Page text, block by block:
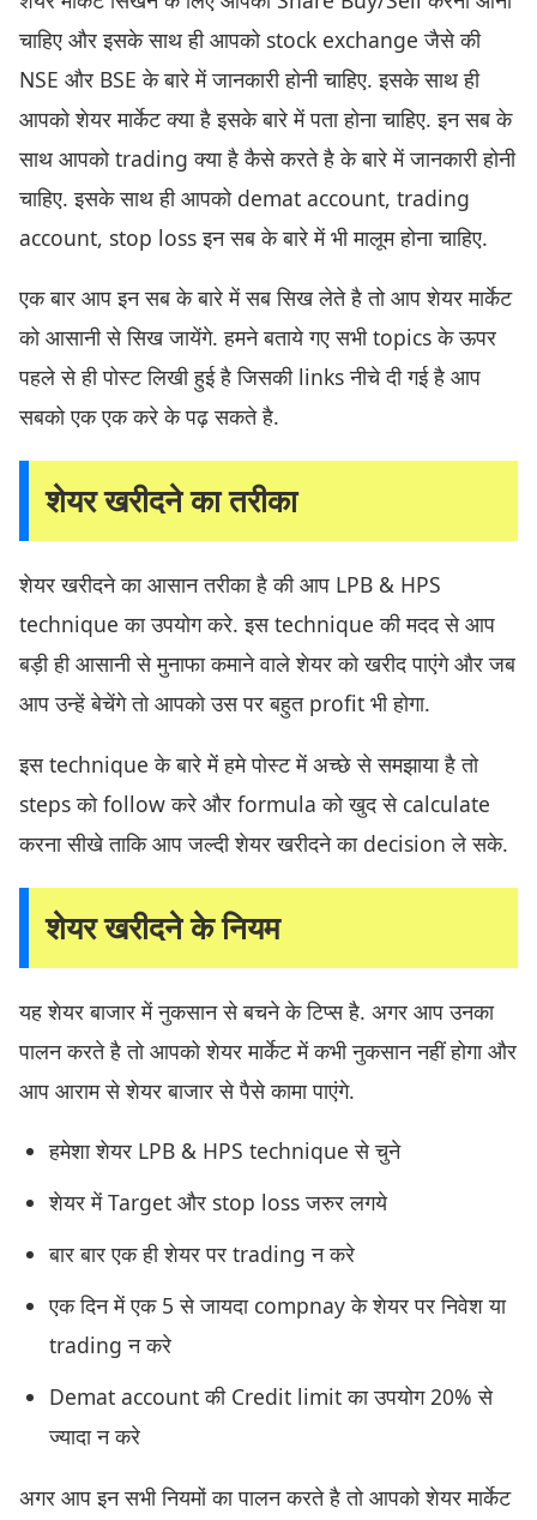
चाहिए और इसके साथ ही आपको stock exchange जैसे की
NSE और BSE के बारे में जानकारी होनी चाहिए. इसके साथ ही
आपको शेयर मार्केट क्या है इसके बारे में पता होना चाहिए. इन सब के
साथ आपको trading क्या है कैसे करते है के बारे में जानकारी होनी
चाहिए. इसके साथ ही आपको demat account, trading
account, stop loss इन सब के बारे में भी मालूम होना चाहिए.
एक बार आप इन सब के बारे में सब सिख लेते है तो आप शेयर मार्केट
को आसानी से सिख जायेंगे. हमने बताये गए सभी topics के ऊपर
पहले से ही पोस्ट लिखी हुई है जिसकी links नीचे दी गई है आप
सबको एक एक करे के पढ़ सकते है.
शेयर खरीदने का तरीका
शेयर खरीदने का आसान तरीका है की आप LPB & HPS
technique का उपयोग करे. इस technique की मदद से आप
बड़ी ही आसानी से मुनाफा कमाने वाले शेयर को खरीद पाएंगे और जब
आप उन्हें बेचेंगे तो आपको उस पर बहुत profit भी होगा.
इस technique के बारे में हमे पोस्ट में अच्छे से समझाया है तो
steps को follow करे और formula को खुद से calculate
करना सीखे ताकि आप जल्दी शेयर खरीदने का decision ले सके.
शेयर खरीदने के नियम
यह शेयर बाजार में नुकसान से बचने के टिप्स है. अगर आप उनका
पालन करते है तो आपको शेयर मार्केट में कभी नुकसान नहीं होगा और
आप आराम से शेयर बाजार से पैसे कामा पाएंगे.
हमेशा शेयर LPB & HPS technique से चुने
शेयर में Target और stop loss जरुर लगये
बार बार एक ही शेयर पर trading न करे
एक दिन में एक 5 से जायदा compnay के शेयर पर निवेश या
trading न करे
Demat account की Credit limit का उपयोग 20% से
ज्यादा न करे
अगर आप इन सभी नियमों का पालन करते है तो आपको शेयर मार्केट